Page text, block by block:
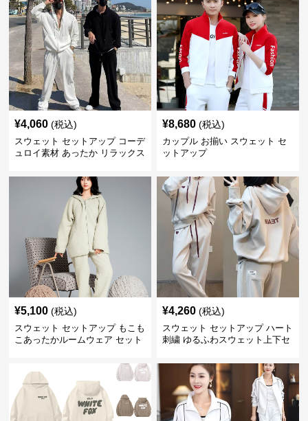
¥4,060 (税込)
スウェット セットアップ コーデ
ュロイ素材 あったか リラックス
¥8,680 (税込)
カップル お揃い スウェット セ
ットアップ
¥5,100 (税込)
スウェット セットアップ もこも
こあったかルームウェア セット
¥4,260 (税込)
スウェット セットアップ ハート
刺繍 ゆるふわスウェット上下セ